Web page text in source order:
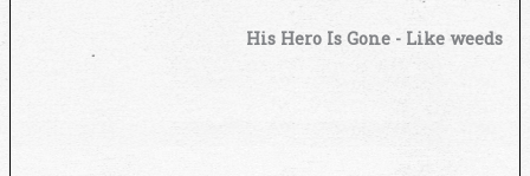
His Hero Is Gone - Like weeds